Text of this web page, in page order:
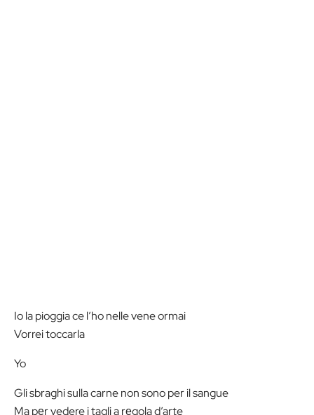
Io la pioggia ce l’ho nelle vene ormai
Vorrei toccarla
Yo
Gli sbraghi sulla carne non sono per il sangue
Ma pеr vedere i tagli a rеgola d’arte